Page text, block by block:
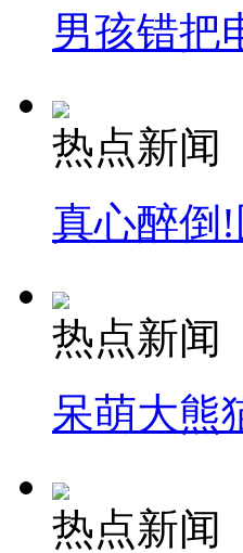
司机酒驾遇交警 急速倒
男孩错把
热点新闻
真心醉倒
热点新闻
呆萌大熊
热点新闻